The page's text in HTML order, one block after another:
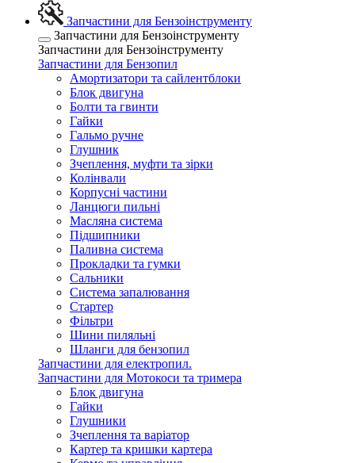
Запчастини для Бензоінструменту
Запчастини для Бензоінструменту
Запчастини для Бензоінструменту
Запчастини для Бензопил
Амортизатори та сайлентблоки
Блок двигуна
Болти та гвинти
Гайки
Гальмо ручне
Глушник
Зчеплення, муфти та зірки
Колінвали
Корпусні частини
Ланцюги пильні
Масляна система
Підшипники
Паливна система
Прокладки та гумки
Сальники
Система запалювання
Стартер
Фільтри
Шини пиляльні
Шланги для бензопил
Запчастини для електропил.
Запчастини для Мотокоси та тримера
Блок двигуна
Гайки
Глушники
Зчеплення та варіатор
Картер та кришки картера